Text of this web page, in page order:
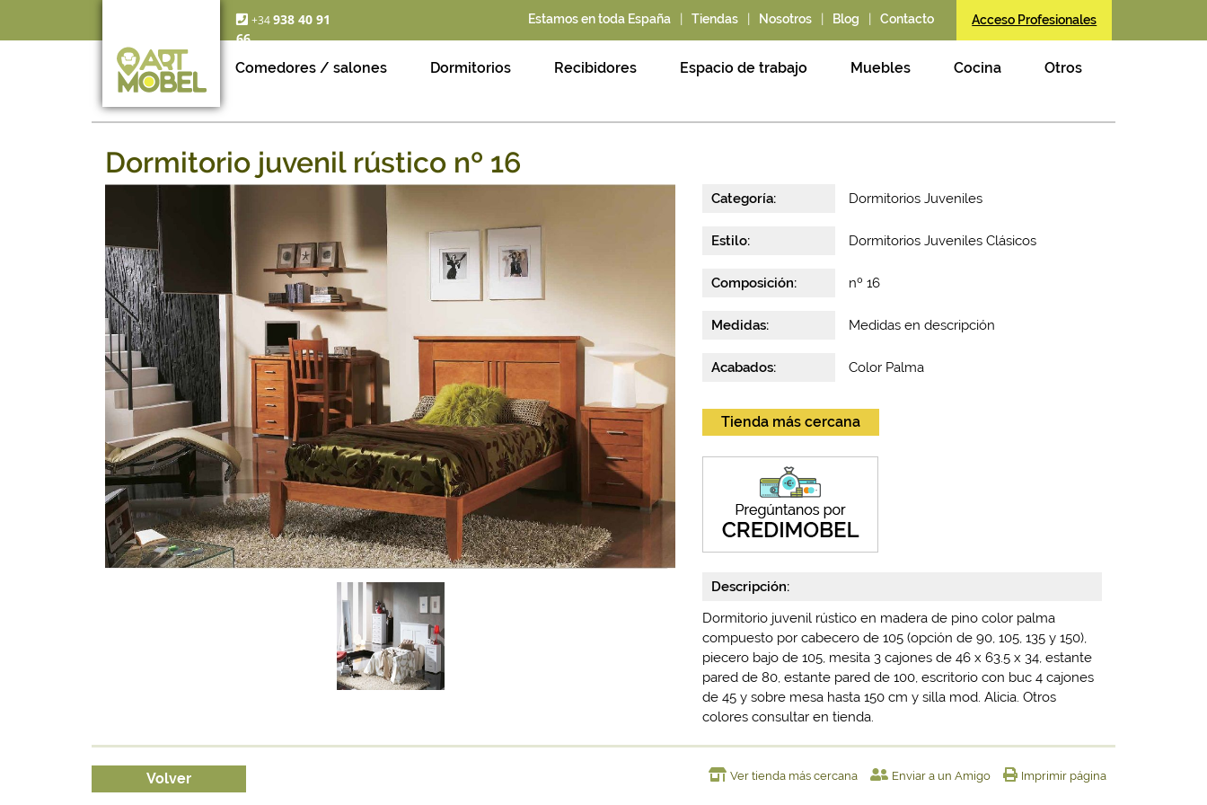
+34938 40 91
66
Estamos en toda España Tiendas Nosotros Blog Contacto Acceso Profesionales
Comedores / salones Dormitorios Recibidores Espacio de trabajo Muebles Cocina Otros
Dormitorio juvenil rústico nº 16
Categoría: Dormitorios Juveniles
Estilo: Dormitorios Juveniles Clásicos
Composición: nº 16
Medidas: Medidas en descripción
Acabados: Color Palma
Tienda más cercana
Descripción:
Dormitorio juvenil rústico en madera de pino color palma
compuesto por cabecero de 105 (opción de 90, 105, 135 y 150),
piecero bajo de 105, mesita 3 cajones de 46 x 63.5 x 34, estante
pared de 80, estante pared de 100, escritorio con buc 4 cajones
de 45 y sobre mesa hasta 150 cm y silla mod. Alicia. Otros
colores consultar en tienda.
Volver Ver tienda más cercana Enviar a un Amigo Imprimir página